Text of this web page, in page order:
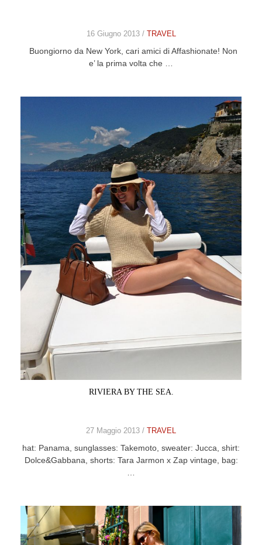
16 Giugno 2013 / TRAVEL
Buongiorno da New York, cari amici di Affashionate! Non
e’ la prima volta che …
RIVIERA BY THE SEA.
27 Maggio 2013 / TRAVEL
hat: Panama, sunglasses: Takemoto, sweater: Jucca, shirt:
Dolce&Gabbana, shorts: Tara Jarmon x Zap vintage, bag: